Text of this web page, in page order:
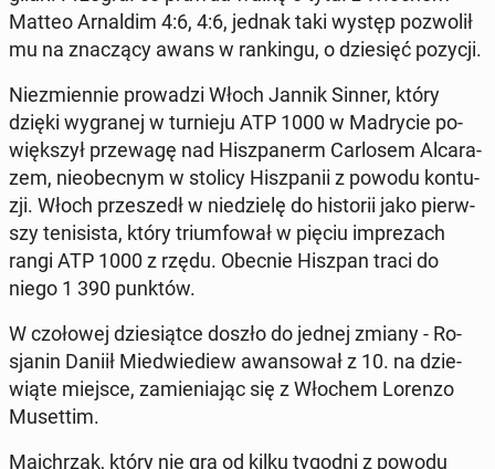
Matteo Ar­nal­dim 4:6, 4:6, jednak taki występ po­zwo­lił
mu na zna­czą­cy awans w ran­kin­gu, o dzie­sięć pozycji.
Nie­zmien­nie pro­wa­dzi Włoch Jannik Sinner, który
dzięki wy­gra­nej w tur­nie­ju ATP 1000 w Ma­dry­cie po­
więk­szył prze­wa­gę nad Hisz­pa­nerm Car­lo­sem Al­ca­ra­
zem, nie­obec­nym w stolicy Hisz­pa­nii z powodu kon­tu­
zji. Włoch prze­szedł w nie­dzie­lę do hi­sto­rii jako pierw­
szy te­ni­si­sta, który trium­fo­wał w pięciu im­pre­zach
rangi ATP 1000 z rzędu. Obecnie Hiszpan traci do
niego 1 390 punktów.
W czo­ło­wej dzie­siąt­ce doszło do jednej zmiany - Ro­
sja­nin Daniił Mie­dwie­diew awan­so­wał z 10. na dzie­
wią­te miejsce, za­mie­nia­jąc się z Włochem Lorenzo
Mu­set­tim.
Maj­chrzak, który nie gra od kilku tygodni z powodu